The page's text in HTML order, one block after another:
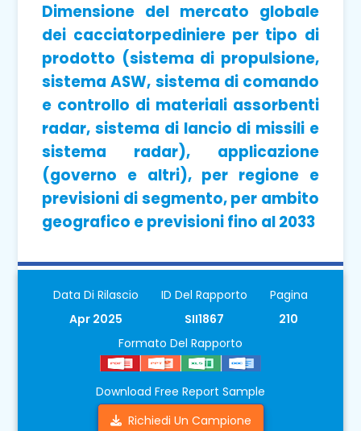
Dimensione del mercato globale
dei cacciatorpediniere per tipo di
prodotto (sistema di propulsione,
sistema ASW, sistema di comando
e controllo di materiali assorbenti
radar, sistema di lancio di missili e
sistema radar), applicazione
(governo e altri), per regione e
previsioni di segmento, per ambito
geografico e previsioni fino al 2033
Data Di Rilascio
Apr 2025
ID Del Rapporto
SII1867
Pagina
210
Formato Del Rapporto
Download Free Report Sample
Richiedi Un Campione